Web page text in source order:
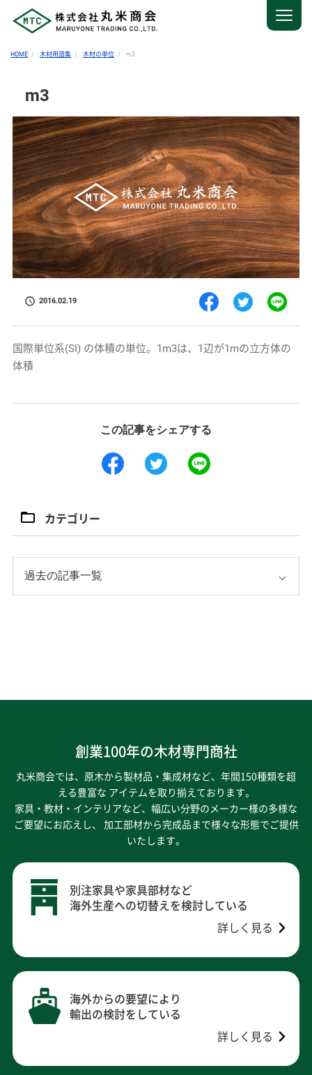
HOME 木材用語集 木材の単位 m3
m3
2016.02.19
国際単位系(SI) の体積の単位。1m3は、1辺が1mの立方体の
体積
この記事をシェアする
カテゴリー
創業100年の木材専門商社
丸米商会では、原木から製材品・集成材など、年間150種類を超
える豊富な アイテムを取り揃えております。
家具・教材・インテリアなど、幅広い分野のメーカー様の多様な
ご要望にお応えし、
加工部材から完成品まで様々な形態でご提供
いたします。
別注家具や家具部材など
海外生産への切替えを検討している
詳しく見る
海外からの要望により
輸出の検討をしている
詳しく見る